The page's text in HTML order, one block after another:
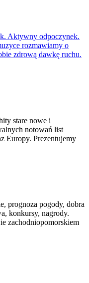
Aktywny odpoczynek.
rozmawiamy o
zdrową dawkę ruchu.
stare nowe i
notowań list
Europy. Prezentujemy
prognoza pogody, dobra
konkursy, nagrody.
zachodniopomorskiem